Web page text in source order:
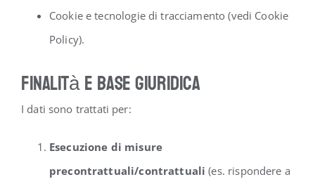
Cookie e tecnologie di tracciamento (vedi Cookie
Policy).
Finalità e base giuridica
I dati sono trattati per:
Esecuzione di misure
precontrattuali/contrattuali (es. rispondere a